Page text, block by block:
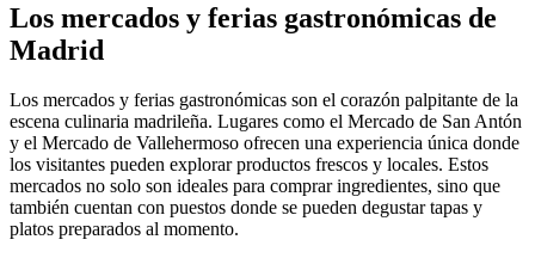
Los mercados y ferias gastronómicas de
Madrid
Los mercados y ferias gastronómicas son el corazón palpitante de la
escena culinaria madrileña. Lugares como el Mercado de San Antón
y el Mercado de Vallehermoso ofrecen una experiencia única donde
los visitantes pueden explorar productos frescos y locales. Estos
mercados no solo son ideales para comprar ingredientes, sino que
también cuentan con puestos donde se pueden degustar tapas y
platos preparados al momento.